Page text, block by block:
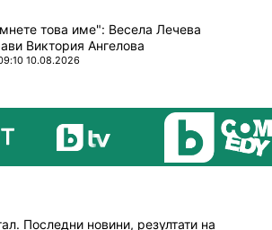
това име": Весела Лечева
Виктория Ангелова
ОТ 10.08.2026
Последни новини, резултати на